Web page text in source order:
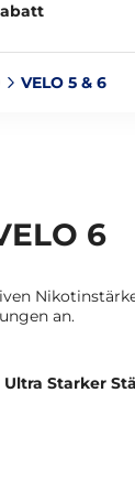
VELO 5 & 6‎
6
an.
Starker